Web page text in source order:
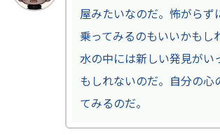
屋みたいなのだ。怖がらず
乗ってみるのもいいかもし
水の中には新しい発見がい
もしれないのだ。自分の心
てみるのだ。